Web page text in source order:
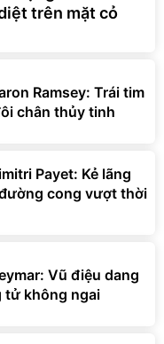
trên mặt cỏ
Ramsey: Trái tim
chân thủy tinh
Payet: Kẻ lãng
cong vượt thời
Vũ điệu dang
tử không ngai